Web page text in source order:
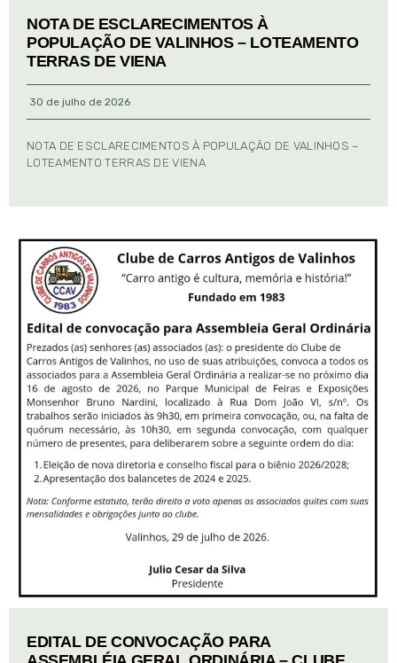
NOTA DE ESCLARECIMENTOS À
POPULAÇÃO DE VALINHOS – LOTEAMENTO
TERRAS DE VIENA
30 de julho de 2026
NOTA DE ESCLARECIMENTOS À POPULAÇÃO DE VALINHOS –
LOTEAMENTO TERRAS DE VIENA
EDITAL DE CONVOCAÇÃO PARA